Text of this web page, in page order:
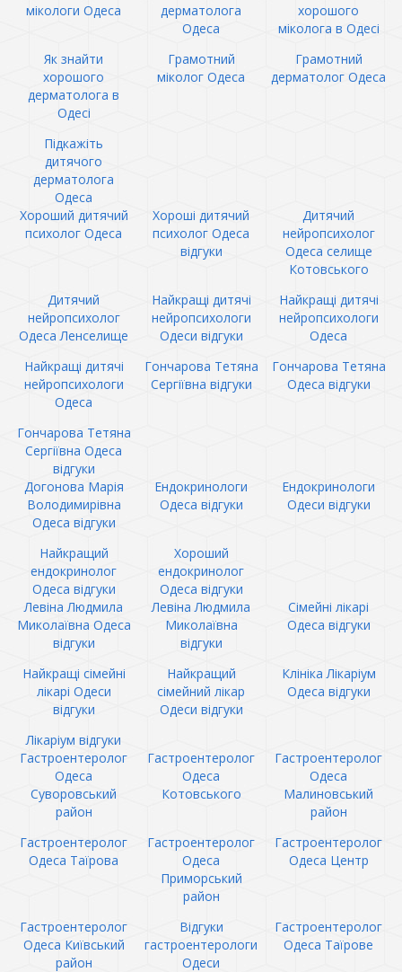
мікологи Одеса
дерматолога
Одеса
хорошого
міколога в Одесі
Як знайти
хорошого
дерматолога в
Одесі
Грамотний
міколог Одеса
Грамотний
дерматолог Одеса
Підкажіть
дитячого
дерматолога
Одеса
Хороший дитячий
психолог Одеса
Хороші дитячий
психолог Одеса
відгуки
Дитячий
нейропсихолог
Одеса селище
Котовського
Дитячий
нейропсихолог
Одеса Ленселище
Найкращі дитячі
нейропсихологи
Одеси відгуки
Найкращі дитячі
нейропсихологи
Одеса
Найкращі дитячі
нейропсихологи
Одеса
Гончарова Тетяна
Сергіївна відгуки
Гончарова Тетяна
Одеса відгуки
Гончарова Тетяна
Сергіївна Одеса
відгуки
Догонова Марія
Володимирівна
Одеса відгуки
Ендокринологи
Одеса відгуки
Ендокринологи
Одеси відгуки
Найкращий
ендокринолог
Одеса відгуки
Хороший
ендокринолог
Одеса відгуки
Левіна Людмила
Миколаївна Одеса
відгуки
Левіна Людмила
Миколаївна
відгуки
Сімейні лікарі
Одеса відгуки
Найкращі сімейні
лікарі Одеси
відгуки
Найкращий
сімейний лікар
Одеси відгуки
Клініка Лікаріум
Одеса відгуки
Лікаріум відгуки
Гастроентеролог
Одеса
Суворовський
район
Гастроентеролог
Одеса
Котовського
Гастроентеролог
Одеса
Малиновський
район
Гастроентеролог
Одеса Таїрова
Гастроентеролог
Одеса
Приморський
район
Гастроентеролог
Одеса Центр
Гастроентеролог
Одеса Київський
район
Відгуки
гастроентерологи
Одеси
Гастроентеролог
Одеса Таїрове